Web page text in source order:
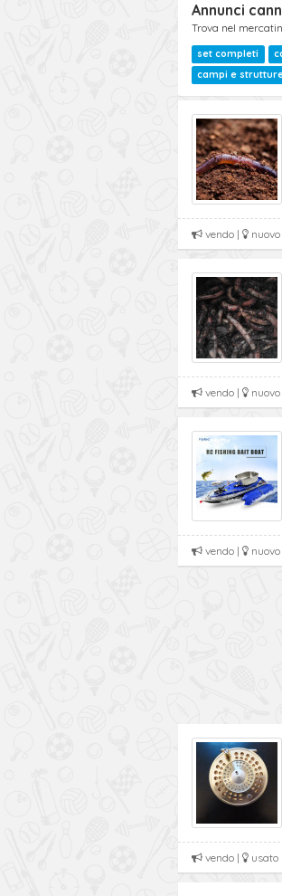
Annunci
Trova nel
set completi
campi e
vendo | nuovo
vendo | nuovo
vendo | nuovo
vendo | usato